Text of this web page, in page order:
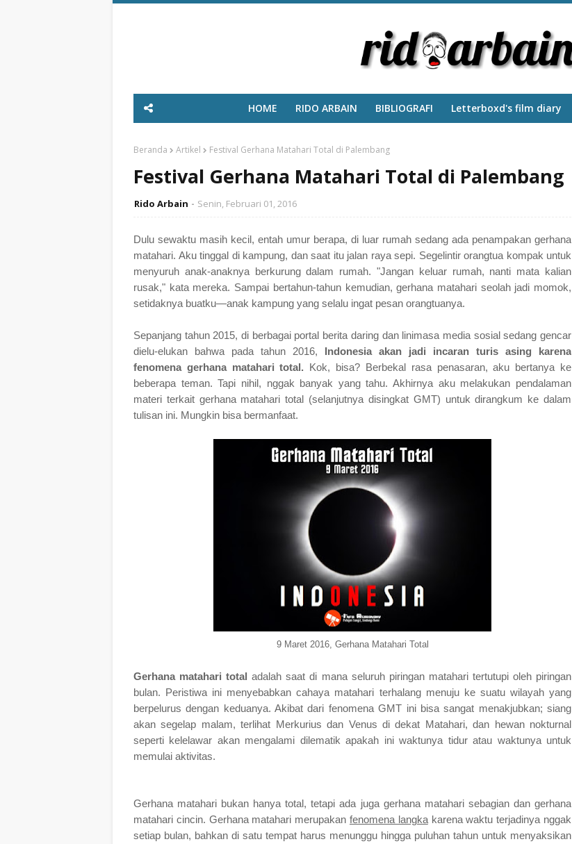
HOME RIDO ARBAIN BIBLIOGRAFI ‎Letterboxd's film diary
Beranda Artikel Festival Gerhana Matahari Total di Palembang
Festival Gerhana Matahari Total di Palembang
Rido Arbain Senin, Februari 01, 2016
Dulu sewaktu masih kecil, entah umur berapa, di luar rumah sedang ada penampakan gerhana
matahari. Aku tinggal di kampung, dan saat itu jalan raya sepi. Segelintir orangtua kompak untuk
menyuruh anak-anaknya berkurung dalam rumah. "Jangan keluar rumah, nanti mata kalian
rusak," kata mereka. Sampai bertahun-tahun kemudian, gerhana matahari seolah jadi momok,
setidaknya buatku―anak kampung yang selalu ingat pesan orangtuanya.
Sepanjang tahun 2015, di berbagai portal berita daring dan linimasa media sosial sedang gencar
dielu-elukan bahwa pada tahun 2016, Indonesia akan jadi incaran turis asing karena
fenomena gerhana matahari total. Kok, bisa? Berbekal rasa penasaran, aku bertanya ke
beberapa teman. Tapi nihil, nggak banyak yang tahu. Akhirnya aku melakukan pendalaman
materi terkait gerhana matahari total (selanjutnya disingkat GMT) untuk dirangkum ke dalam
tulisan ini. Mungkin bisa bermanfaat.
9 Maret 2016, Gerhana Matahari Total
Gerhana matahari total adalah saat di mana seluruh piringan matahari tertutupi oleh piringan
bulan. Peristiwa ini menyebabkan cahaya matahari terhalang menuju ke suatu wilayah yang
berpelurus dengan keduanya. Akibat dari fenomena GMT ini bisa sangat menakjubkan; siang
akan segelap malam, terlihat Merkurius dan Venus di dekat Matahari, dan hewan nokturnal
seperti kelelawar akan mengalami dilematik apakah ini waktunya tidur atau waktunya untuk
memulai aktivitas.
Gerhana matahari bukan hanya total, tetapi ada juga gerhana matahari sebagian dan gerhana
matahari cincin. Gerhana matahari merupakan fenomena langkakarena waktu terjadinya nggak
setiap bulan, bahkan di satu tempat harus menunggu hingga puluhan tahun untuk menyaksikan